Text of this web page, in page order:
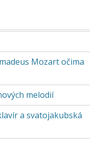
Mozart očima
melodií
a svatojakubská